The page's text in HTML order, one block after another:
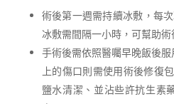
術後第一週需持續冰敷，每
冰敷需間隔一小時，可幫助術
手術後需依照醫囑早晚飯後
上的傷口則需使用術後修復
鹽水清潔、並沾些許抗生素